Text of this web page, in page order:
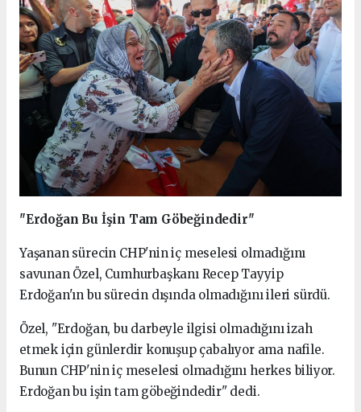
"Erdoğan Bu İşin Tam Göbeğindedir"
Yaşanan sürecin CHP'nin iç meselesi olmadığını
savunan Özel, Cumhurbaşkanı Recep Tayyip
Erdoğan'ın bu sürecin dışında olmadığını ileri sürdü.
Özel, "Erdoğan, bu darbeyle ilgisi olmadığını izah
etmek için günlerdir konuşup çabalıyor ama nafile.
Bunun CHP'nin iç meselesi olmadığını herkes biliyor.
Erdoğan bu işin tam göbeğindedir" dedi.